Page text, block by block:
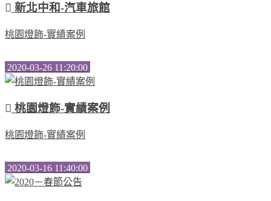
新北中和-汽車旅館
桃園燈飾-實績案例
2020-03-26 11:20:00
桃園燈飾-實績案例
桃園燈飾-實績案例
2020-03-16 11:40:00